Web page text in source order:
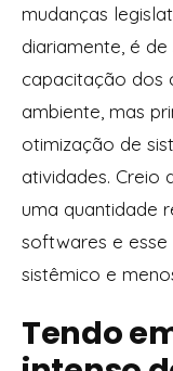
mudanças
diariamente, é
capacitação dos
ambiente, mas
otimização de
atividades. Creio
uma quantidade
softwares e esse
sistêmico e
Tendo